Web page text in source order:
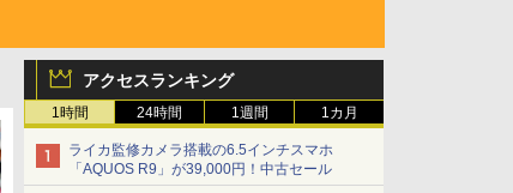
アクセスランキング
1時間 24時間 1週間 1カ月
ライカ監修カメラ搭載の6.5インチスマホ
「AQUOS R9」が39,000円！中古セール